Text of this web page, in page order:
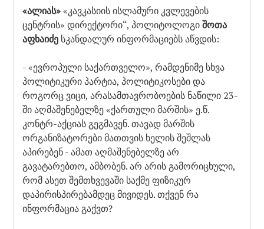
«ალიას»«კავკასიის ისლამური კვლევების
ცენტრის» დირექტორი“, პოლიტოლოგიშოთა
აფხაიძე სკანდალურ ინფორმაციებს აწვდის:
- «ევროპული საქართველო», რამდენიმე სხვა
პოლიტიკური პარტია, პოლიტიკოსები და
როგორც ვიცი, არასამთავრობოების ნაწილი 23-
ში აღმაშენებელზე «ქართული მარშის» ე.წ.
კონტრ-აქციას გეგმავენ. თავად მარშის
ორგანიზატორები მათთვის ხელის შეშლას
აპირებენ - ამათ აღმაშენებელზე არ
გავატარებთო, ამბობენ. არ არის გამორიცხული,
რომ ასეთ შემთხვევაში საქმე ფიზიკურ
დაპირისპირებამდეც მივიდეს. თქვენ რა
ინფორმაცია გაქვთ?